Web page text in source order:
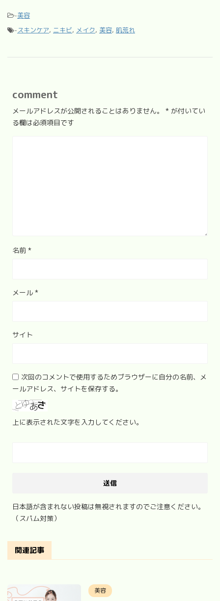
-美容
- スキンケア, ニキビ, メイク, 美容, 肌荒れ
comment
メールアドレスが公開されることはありません。 * が付いてい
る欄は必須項目です
名前 *
メール *
サイト
次回のコメントで使用するためブラウザーに自分の名前、メ
ールアドレス、サイトを保存する。
上に表示された文字を入力してください。
日本語が含まれない投稿は無視されますのでご注意ください。
（スパム対策）
関連記事
美容